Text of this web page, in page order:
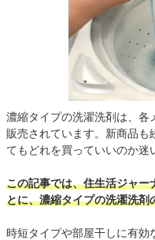
濃縮タイプの洗濯洗剤は、各
販売されています。新商品も
てもどれを買っていいのか迷
この記事では、住生活ジャー
とに、濃縮タイプの洗濯洗剤
時短タイプや部屋干しに有効